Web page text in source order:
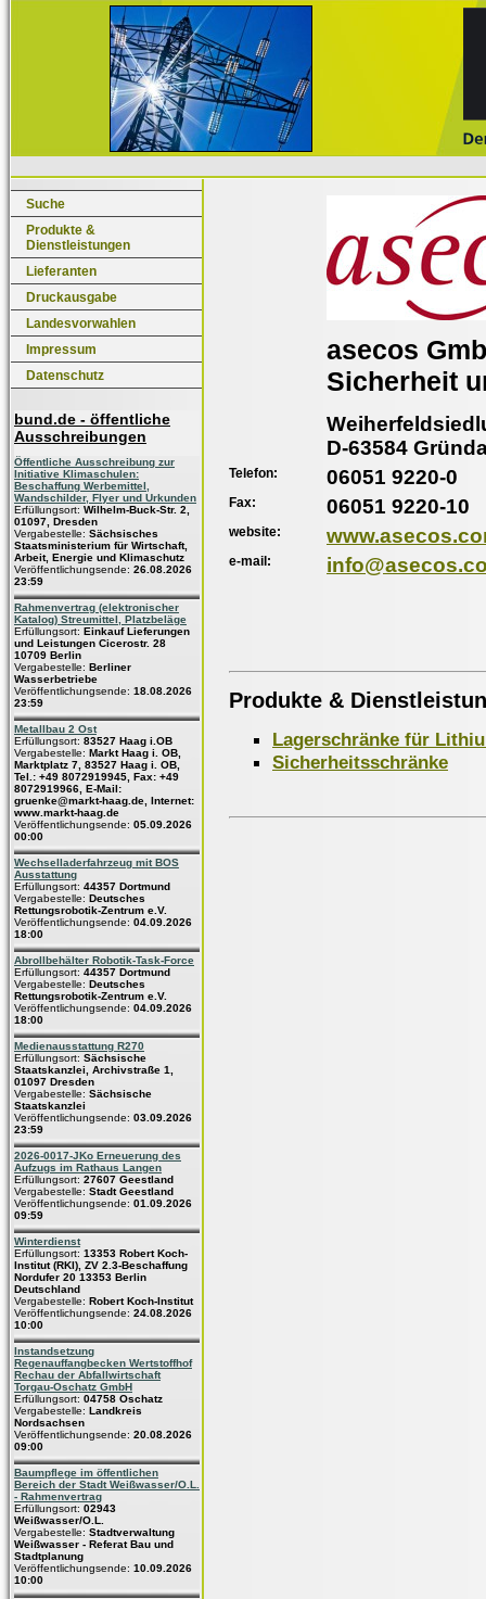
Suche
Produkte &
Dienstleistungen
Lieferanten
Druckausgabe
Landesvorwahlen
Impressum
Datenschutz
bund.de - öffentliche
Ausschreibungen
Öffentliche Ausschreibung zur
Initiative Klimaschulen:
Beschaffung Werbemittel,
Wandschilder, Flyer und Urkunden
Erfüllungsort: Wilhelm-Buck-Str. 2,
01097, Dresden
Vergabestelle: Sächsisches
Staatsministerium für Wirtschaft,
Arbeit, Energie und Klimaschutz
Veröffentlichungsende: 26.08.2026
23:59
Rahmenvertrag (elektronischer
Katalog) Streumittel, Platzbeläge
Erfüllungsort: Einkauf Lieferungen
und Leistungen Cicerostr. 28
10709 Berlin
Vergabestelle: Berliner
Wasserbetriebe
Veröffentlichungsende: 18.08.2026
23:59
Metallbau 2 Ost
Erfüllungsort: 83527 Haag i.OB
Vergabestelle: Markt Haag i. OB,
Marktplatz 7, 83527 Haag i. OB,
Tel.: +49 8072919945, Fax: +49
8072919966, E-Mail:
gruenke@markt-haag.de, Internet:
www.markt-haag.de
Veröffentlichungsende: 05.09.2026
00:00
Wechselladerfahrzeug mit BOS
Ausstattung
Erfüllungsort: 44357 Dortmund
Vergabestelle: Deutsches
Rettungsrobotik-Zentrum e.V.
Veröffentlichungsende: 04.09.2026
18:00
Abrollbehälter Robotik-Task-Force
Erfüllungsort: 44357 Dortmund
Vergabestelle: Deutsches
Rettungsrobotik-Zentrum e.V.
Veröffentlichungsende: 04.09.2026
18:00
Medienausstattung R270
Erfüllungsort: Sächsische
Staatskanzlei, Archivstraße 1,
01097 Dresden
Vergabestelle: Sächsische
Staatskanzlei
Veröffentlichungsende: 03.09.2026
23:59
2026-0017-JKo Erneuerung des
Aufzugs im Rathaus Langen
Erfüllungsort: 27607 Geestland
Vergabestelle: Stadt Geestland
Veröffentlichungsende: 01.09.2026
09:59
Winterdienst
Erfüllungsort: 13353 Robert Koch-
Institut (RKI), ZV 2.3-Beschaffung
Nordufer 20 13353 Berlin
Deutschland
Vergabestelle: Robert Koch-Institut
Veröffentlichungsende: 24.08.2026
10:00
Instandsetzung
Regenauffangbecken Wertstoffhof
Rechau der Abfallwirtschaft
Torgau-Oschatz GmbH
Erfüllungsort: 04758 Oschatz
Vergabestelle: Landkreis
Nordsachsen
Veröffentlichungsende: 20.08.2026
09:00
Baumpflege im öffentlichen
Bereich der Stadt Weißwasser/O.L.
- Rahmenvertrag
Erfüllungsort: 02943
Weißwasser/O.L.
Vergabestelle: Stadtverwaltung
Weißwasser - Referat Bau und
Stadtplanung
Veröffentlichungsende: 10.09.2026
10:00
asecos
Sicherheit
D-63584
Telefon: 06051 9220-0
Fax: 06051 9220-10
website:
e-mail:
Produkte &
Lagerschränke für
Sicherheitsschränke